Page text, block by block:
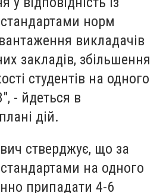
норм
викладачів
закладів, збільшення
студентів на одного
- йдеться в
дій.
стверджує, що за
на одного
припадати 4-6